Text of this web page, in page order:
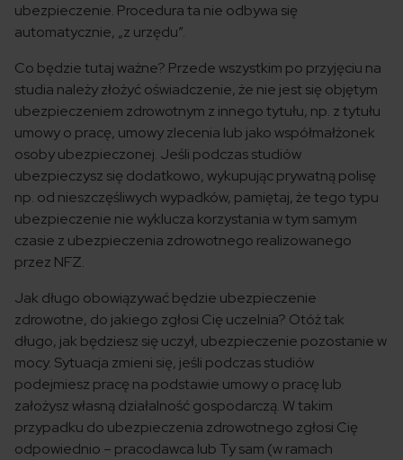
ubezpieczenie. Procedura ta nie odbywa się
automatycznie, „z urzędu”.
Co będzie tutaj ważne? Przede wszystkim po przyjęciu na
studia należy złożyć oświadczenie, że nie jest się objętym
ubezpieczeniem zdrowotnym z innego tytułu, np. z tytułu
umowy o pracę, umowy zlecenia lub jako współmałżonek
osoby ubezpieczonej. Jeśli podczas studiów
ubezpieczysz się dodatkowo, wykupując prywatną polisę
np. od nieszczęśliwych wypadków, pamiętaj, że tego typu
ubezpieczenie nie wyklucza korzystania w tym samym
czasie z ubezpieczenia zdrowotnego realizowanego
przez NFZ.
Jak długo obowiązywać będzie ubezpieczenie
zdrowotne, do jakiego zgłosi Cię uczelnia? Otóż tak
długo, jak będziesz się uczył, ubezpieczenie pozostanie w
mocy. Sytuacja zmieni się, jeśli podczas studiów
podejmiesz pracę na podstawie umowy o pracę lub
założysz własną działalność gospodarczą. W takim
przypadku do ubezpieczenia zdrowotnego zgłosi Cię
odpowiednio – pracodawca lub Ty sam (w ramach